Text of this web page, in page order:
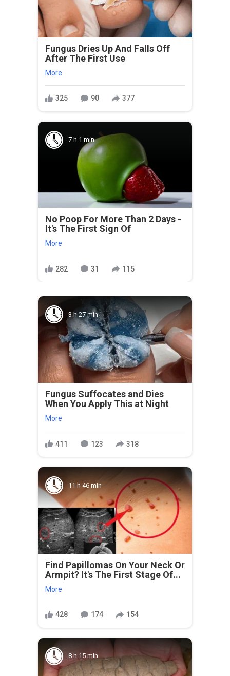
Fungus Dries Up And Falls Off
After The First Use
More
325 90 377
7 h 1 min
No Poop For More Than 2 Days -
It's The First Sign Of
More
282 31 115
3 h 27 min
Fungus Suffocates and Dies
When You Apply This at Night
More
411 123 318
11 h 46 min
Find Papillomas On Your Neck Or
Armpit? It's The First Stage Of...
More
428 174 154
8 h 15 min